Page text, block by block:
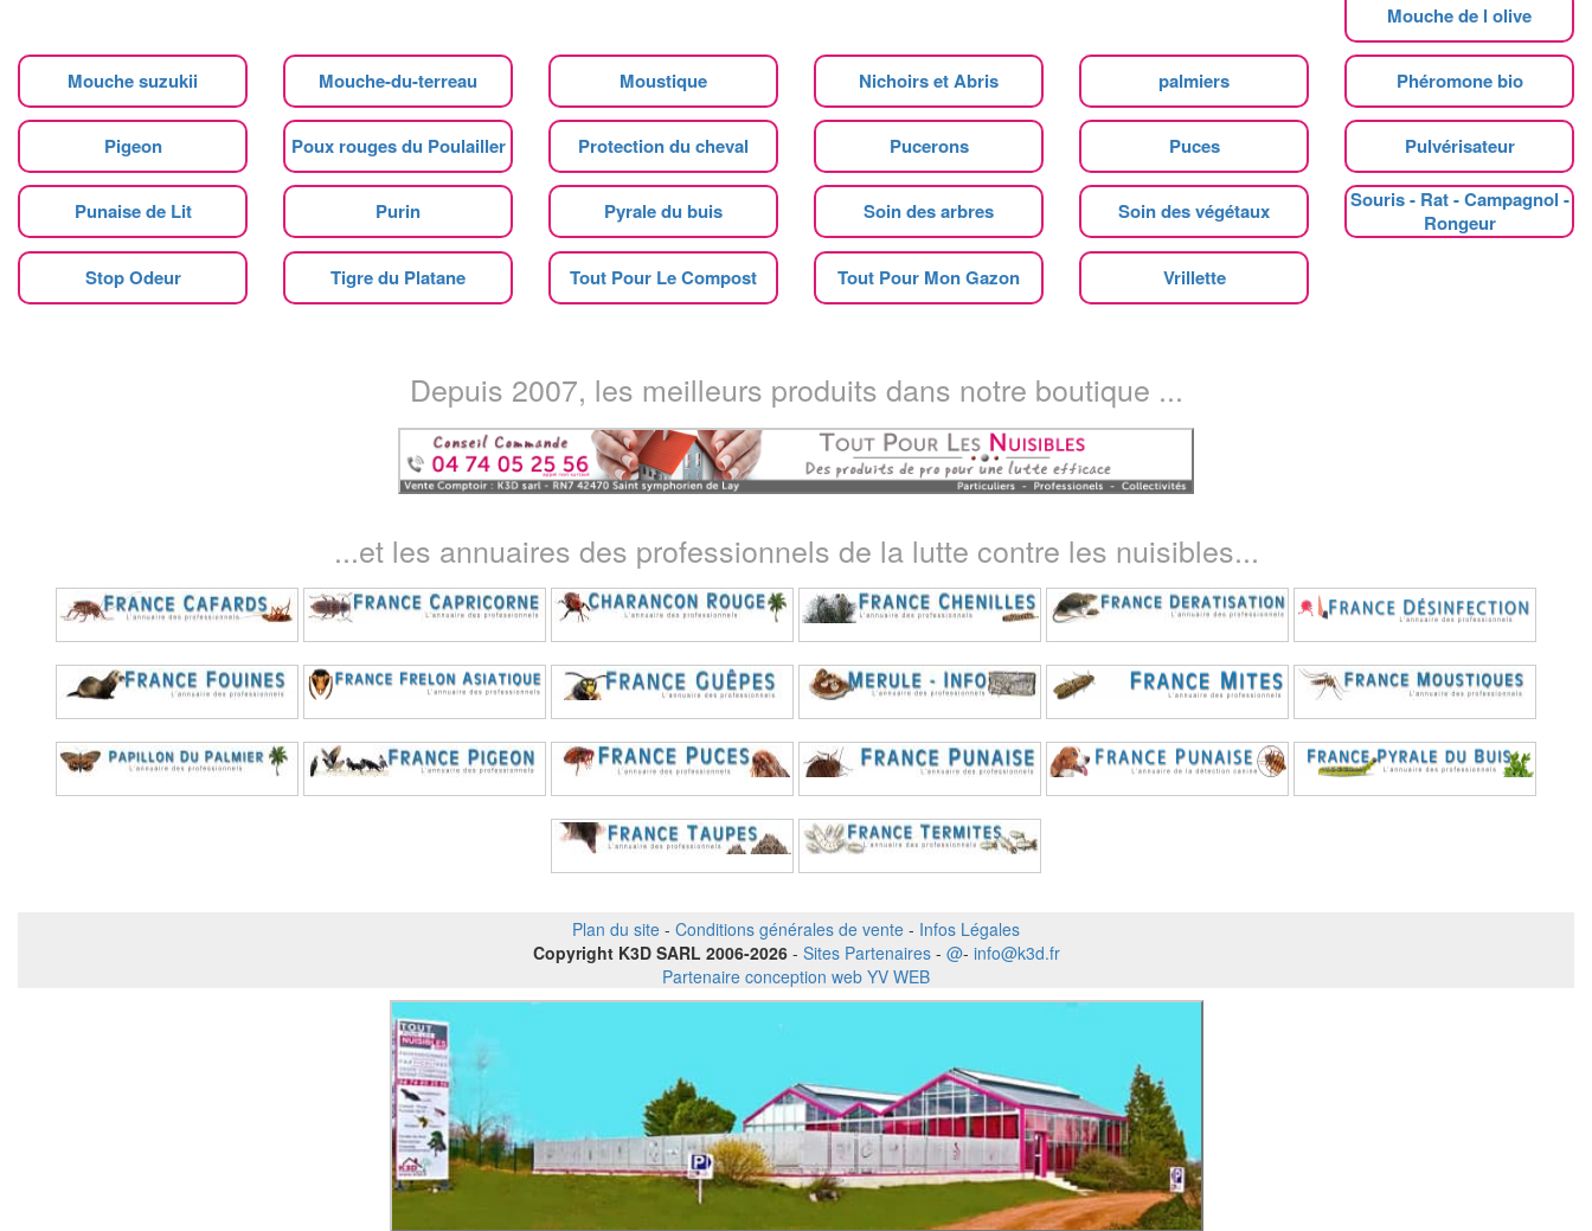
Mouche de l olive
Mouche suzukii Mouche-du-terreau Moustique Nichoirs et Abris palmiers Phéromone bio
Pigeon Poux rouges du Poulailler Protection du cheval Pucerons Puces Pulvérisateur
Punaise de Lit Purin Pyrale du buis Soin des arbres Soin des végétaux
Souris - Rat - Campagnol -
Rongeur
Stop Odeur Tigre du Platane Tout Pour Le Compost Tout Pour Mon Gazon Vrillette
Depuis 2007, les meilleurs produits dans notre boutique ...
...et les annuaires des professionnels de la lutte contre les nuisibles...
Plan du site - Conditions générales de vente - Infos Légales
Copyright K3D SARL 2006-2026 - Sites Partenaires- @- info@k3d.fr
Partenaire conception web YV WEB